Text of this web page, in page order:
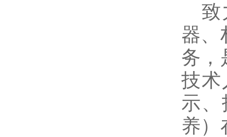
致
器、
务，
技术
示
养）